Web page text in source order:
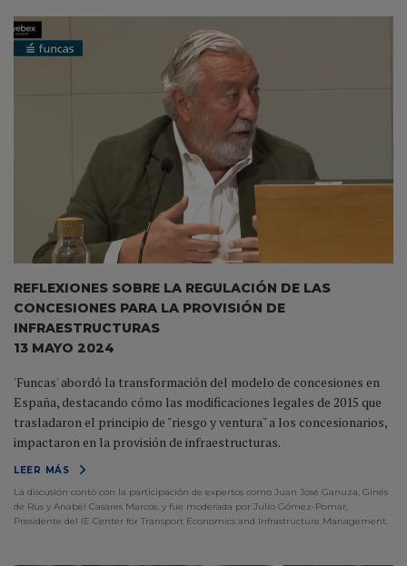
REFLEXIONES SOBRE LA REGULACIÓN DE LAS
CONCESIONES PARA LA PROVISIÓN DE
INFRAESTRUCTURAS
13 MAYO 2024
'Funcas' abordó la transformación del modelo de concesiones en
España, destacando cómo las modificaciones legales de 2015 que
trasladaron el principio de "riesgo y ventura" a los concesionarios,
impactaron en la provisión de infraestructuras.
LEER MÁS
La discusión contó con la participación de expertos como Juan José Ganuza, Ginés
de Rus y Anabel Casares Marcos, y fue moderada por Julio Gómez-Pomar,
Presidente del IE Center for Transport Economics and Infrastructure Management.